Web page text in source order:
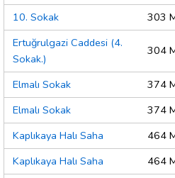
10. Sokak
303
Ertuğrulgazi Caddesi (4.
Sokak.)
304
Elmalı Sokak
374
Elmalı Sokak
374
Kaplıkaya Halı Saha
464
Kaplıkaya Halı Saha
464